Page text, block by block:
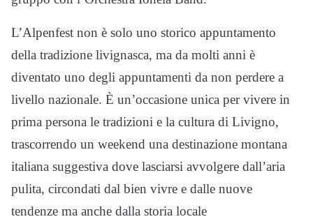
L’Alpenfest non è solo uno storico appuntamento
della tradizione livignasca, ma da molti anni è
diventato uno degli appuntamenti da non perdere a
livello nazionale. È un’occasione unica per vivere in
prima persona le tradizioni e la cultura di Livigno,
trascorrendo un weekend una destinazione montana
italiana suggestiva dove lasciarsi avvolgere dall’aria
pulita, circondati dal bien vivre e dalle nuove
tendenze ma anche dalla storia locale